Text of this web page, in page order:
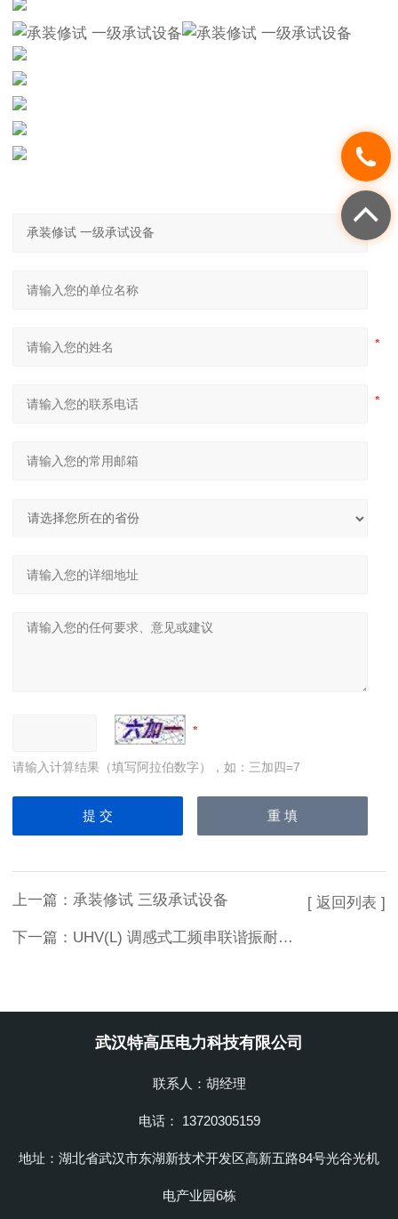
请输入计算结果（填写阿拉伯数字），如：三加四=7
上一篇： 承装修试 三级承试设备
下一篇： UHV(L) 调感式工频串联谐振耐压装置
[ 返回列表 ]
武汉特高压电力科技有限公司
联系人：胡经理
电话： 13720305159
地址：湖北省武汉市东湖新技术开发区高新五路84号光谷光机
电产业园6栋